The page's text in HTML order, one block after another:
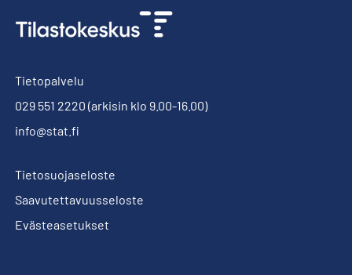
Tietopalvelu
029 551 2220 (arkisin klo 9.00-16.00)
info@stat.fi
Tietosuojaseloste
Saavutettavuusseloste
Evästeasetukset